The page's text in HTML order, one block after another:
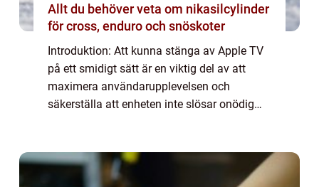
Allt du behöver veta om nikasilcylinder
för cross, enduro och snöskoter
Introduktion: Att kunna stänga av Apple TV
på ett smidigt sätt är en viktig del av att
maximera användarupplevelsen och
säkerställa att enheten inte slösar onödig
A...